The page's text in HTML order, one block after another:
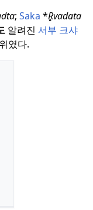
; Saka *R̥vadata
알려진 서부 크샤
였다.